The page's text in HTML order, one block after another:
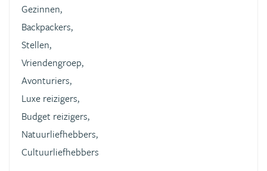
Gezinnen,
Backpackers,
Stellen,
Vriendengroep,
Avonturiers,
Luxe reizigers,
Budget reizigers,
Natuurliefhebbers,
Cultuurliefhebbers